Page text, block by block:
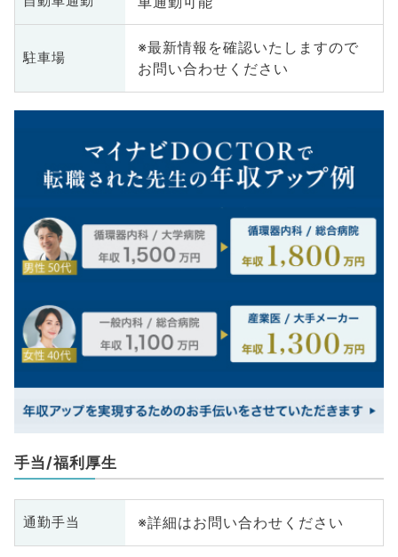
駐車場
※最新情報を確認いたしますので
お問い合わせください
手当/福利厚生
通勤手当 ※詳細はお問い合わせください